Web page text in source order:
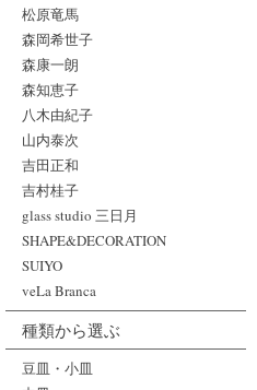
松原竜馬
森岡希世子
森康一朗
森知恵子
八木由紀子
山内泰次
吉田正和
吉村桂子
glass studio 三日月
SHAPE&DECORATION
SUIYO
veLa Branca
種類から選ぶ
豆皿・小皿